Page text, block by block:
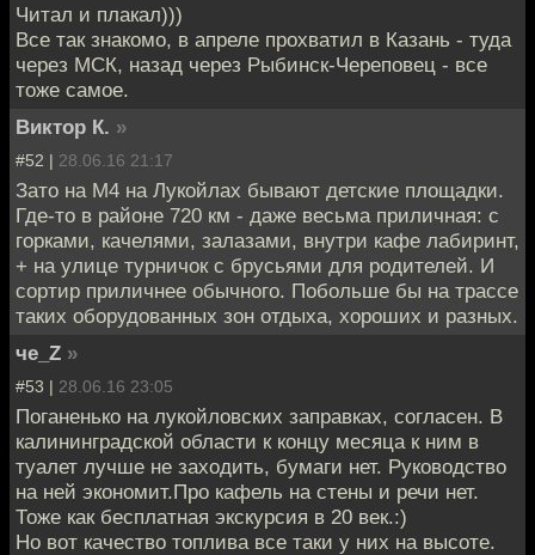
Читал и плакал)))
Все так знакомо, в апреле прохватил в Казань - туда
через МСК, назад через Рыбинск-Череповец - все
тоже самое.
Виктор К. »
#52 | 28.06.16 21:17
Зато на М4 на Лукойлах бывают детские площадки.
Где-то в районе 720 км - даже весьма приличная: с
горками, качелями, залазами, внутри кафе лабиринт,
+ на улице турничок с брусьями для родителей. И
сортир приличнее обычного. Побольше бы на трассе
таких оборудованных зон отдыха, хороших и разных.
че_Z »
#53 | 28.06.16 23:05
Поганенько на лукойловских заправках, согласен. В
калининградской области к концу месяца к ним в
туалет лучше не заходить, бумаги нет. Руководство
на ней экономит.Про кафель на стены и речи нет.
Тоже как бесплатная экскурсия в 20 век.:)
Но вот качество топлива все таки у них на высоте.